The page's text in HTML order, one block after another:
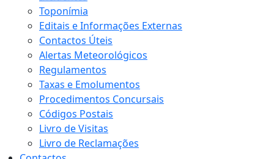
Toponímia
Editais e Informações Externas
Contactos Úteis
Alertas Meteorológicos
Regulamentos
Taxas e Emolumentos
Procedimentos Concursais
Códigos Postais
Livro de Visitas
Livro de Reclamações